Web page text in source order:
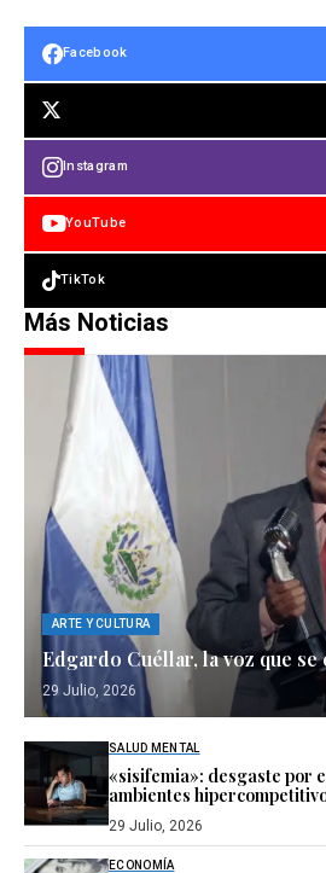
Facebook
Instagram
YouTube
TikTok
Más Noticias
ARTE Y CULTURA
Edgardo Cuéllar, la voz que se
29 Julio, 2026
SALUD MENTAL
«sisifemia»: desgaste por
ambientes
29 Julio, 2026
ECONOMÍA